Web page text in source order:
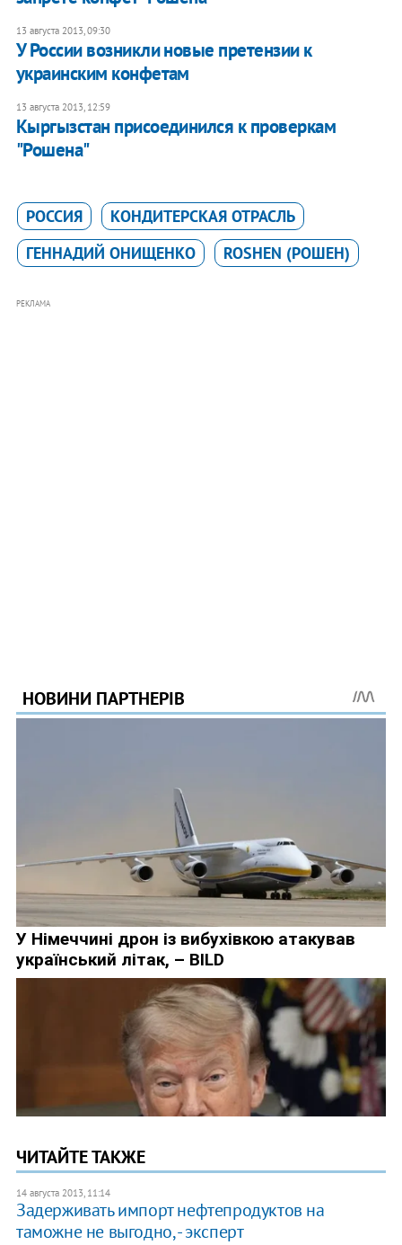
13 августа 2013, 09:30
У России возникли новые претензии к
украинским конфетам
13 августа 2013, 12:59
Кыргызстан присоединился к проверкам
"Рошена"
РОССИЯ
КОНДИТЕРСКАЯ ОТРАСЛЬ
ГЕННАДИЙ ОНИЩЕНКО
ROSHEN (РОШЕН)
РЕКЛАМА
ЧИТАЙТЕ ТАКЖЕ
14 августа 2013, 11:14
Задерживать импорт нефтепродуктов на
таможне не выгодно, - эксперт